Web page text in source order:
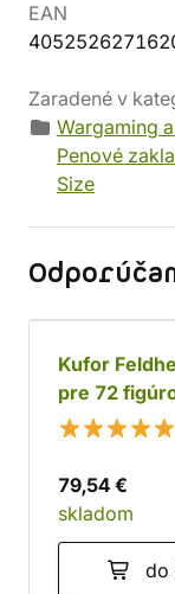
EAN
Zaradené v
Wargaming
Penové
Size
Kufor
pre 72
+ tanky a
79,54 €
skladom
do